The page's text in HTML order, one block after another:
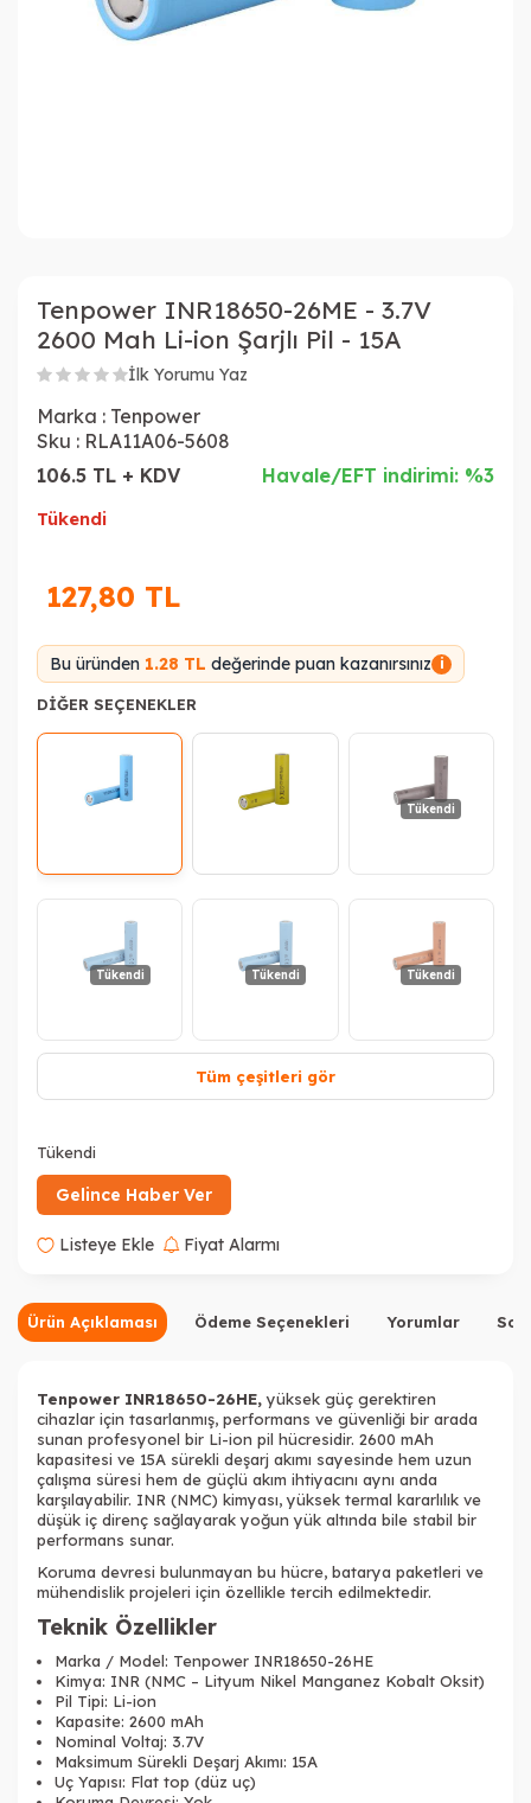
Tenpower INR18650-26ME - 3.7V
2600 Mah Li-ion Şarjlı Pil - 15A
İlk Yorumu Yaz
Marka : Tenpower
Sku : RLA11A06-5608
106.5 TL + KDV
Havale/EFT indirimi: %3
Tükendi
127,80 TL
Bu üründen 1.28 TL değerinde puan kazanırsınız i
DIĞER SEÇENEKLER
Tükendi
Tükendi Tükendi Tükendi
Tüm çeşitleri gör
Tükendi
Gelince Haber Ver
Listeye Ekle Fiyat Alarmı
Ürün Açıklaması Ödeme Seçenekleri Yorumlar
Tenpower INR18650-26HE,yüksek güç gerektiren
cihazlar için tasarlanmış, performans ve güvenliği bir arada
sunan profesyonel bir Li-ion pil hücresidir. 2600 mAh
kapasitesi ve 15A sürekli deşarj akımı sayesinde hem uzun
çalışma süresi hem de güçlü akım ihtiyacını aynı anda
karşılayabilir. INR (NMC) kimyası, yüksek termal kararlılık ve
düşük iç direnç sağlayarak yoğun yük altında bile stabil bir
performans sunar.
Koruma devresi bulunmayan bu hücre, batarya paketleri ve
mühendislik projeleri için özellikle tercih edilmektedir.
Teknik Özellikler
Marka / Model: Tenpower INR18650-26HE
Kimya: INR (NMC – Lityum Nikel Manganez Kobalt Oksit)
Pil Tipi: Li-ion
Kapasite: 2600 mAh
Nominal Voltaj: 3.7V
Maksimum Sürekli Deşarj Akımı: 15A
Uç Yapısı: Flat top (düz uç)